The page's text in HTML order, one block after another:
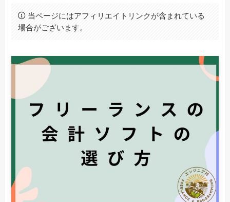
当ページにはアフィリエイトリンクが含まれている
場合がございます。